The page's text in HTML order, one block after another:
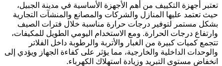
تعتبر أجهزة التكييف من أهم الأجهزة الأساسية في مدينة الجبيل،
حيث تعتمد عليها المنازل والشركات والمصانع والمنشآت التجارية
بشكل مستمر لتوفير درجات حرارة مناسبة خلال فترات الصيف
وارتفاع درجات الحرارة. ومع الاستخدام اليومي الطويل للمكيفات،
تتجمع كميات كبيرة من الغبار والأتربة والرطوبة داخل الفلاتر
والوحدات الداخلية والخارجية، مما يؤثر على كفاءة الجهاز ويؤدي إلى
انخفاض مستوى التبريد وزيادة استهلاك الكهرباء.